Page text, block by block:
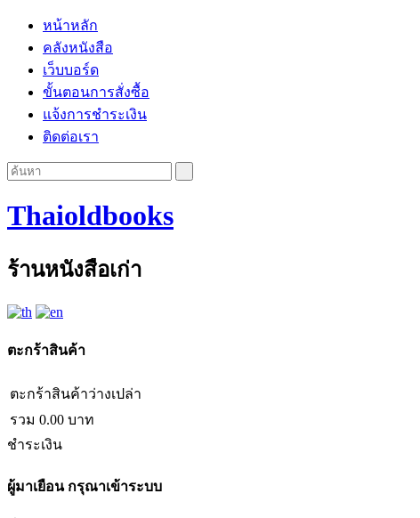
หน้าหลัก
คลังหนังสือ
เว็บบอร์ด
ขั้นตอนการสั่งซื้อ
แจ้งการชำระเงิน
ติดต่อเรา
Thaioldbooks
ร้านหนังสือเก่า
ตะกร้าสินค้า
ตะกร้าสินค้าว่างเปล่า
รวม 0.00 บาท
ชำระเงิน
ผู้มาเยือนกรุณาเข้าระบบ